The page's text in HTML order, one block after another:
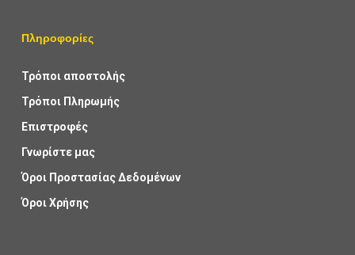
Πληροφορίες
Τρόποι αποστολής
Τρόποι Πληρωμής
Επιστροφές
Γνωρίστε μας
Όροι Προστασίας Δεδομένων
Όροι Χρήσης